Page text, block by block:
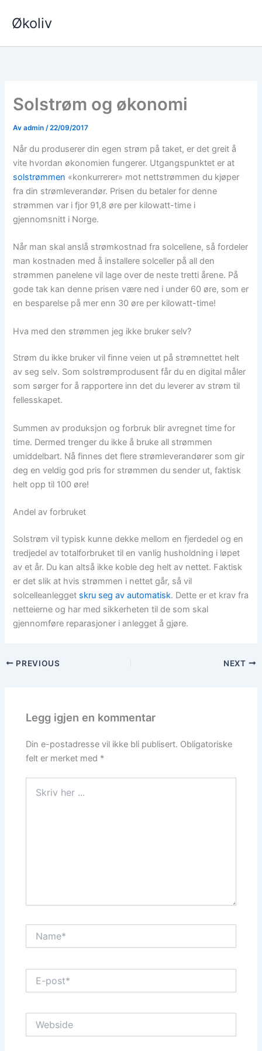
rett
innholdet
Økoliv
Solstrøm og økonomi
Av admin/22/09/2017
Når du produserer din egen strøm på taket, er det greit å
vite hvordan økonomien fungerer. Utgangspunktet er at
solstrømmen «konkurrerer» mot nettstrømmen du kjøper
fra din strømleverandør. Prisen du betaler for denne
strømmen var i fjor 91,8 øre per kilowatt-time i
gjennomsnitt i Norge.
Når man skal anslå strømkostnad fra solcellene, så fordeler
man kostnaden med å installere solceller på all den
strømmen panelene vil lage over de neste tretti årene. På
gode tak kan denne prisen være ned i under 60 øre, som er
en besparelse på mer enn 30 øre per kilowatt-time!
Hva med den strømmen jeg ikke bruker selv?
Strøm du ikke bruker vil finne veien ut på strømnettet helt
av seg selv. Som solstrømprodusent får du en digital måler
som sørger for å rapportere inn det du leverer av strøm til
fellesskapet.
Summen av produksjon og forbruk blir avregnet time for
time. Dermed trenger du ikke å bruke all strømmen
umiddelbart. Nå finnes det flere strømleverandører som gir
deg en veldig god pris for strømmen du sender ut, faktisk
helt opp til 100 øre!
Andel av forbruket
Solstrøm vil typisk kunne dekke mellom en fjerdedel og en
tredjedel av totalforbruket til en vanlig husholdning i løpet
av et år. Du kan altså ikke koble deg helt av nettet. Faktisk
er det slik at hvis strømmen i nettet går, så vil
solcelleanlegget skru seg av automatisk. Dette er et krav fra
netteierne og har med sikkerheten til de som skal
gjennomføre reparasjoner i anlegget å gjøre.
PREVIOUS NEXT
Legg igjen en kommentar
Din e-postadresse vil ikke bli publisert. Obligatoriske
felt er merket med *
her
post*